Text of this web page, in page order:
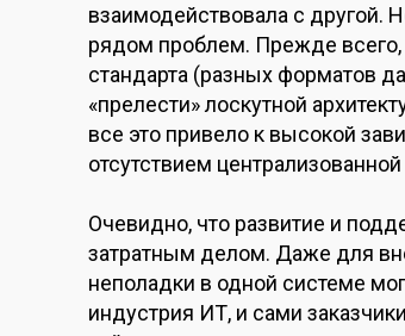
взаимодействовала с другой.
рядом проблем. Прежде всего,
стандарта (разных форматов
«прелести» лоскутной
все это привело к высокой
отсутствием
Очевидно, что развитие и
затратным делом. Даже для
неполадки в одной системе
индустрия ИТ, и сами